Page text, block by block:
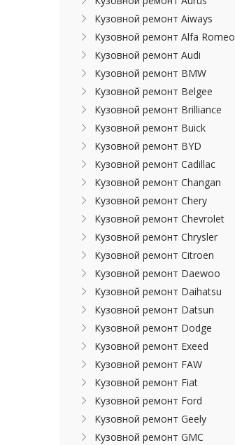
Кузовной ремонт Aiways
Кузовной ремонт Alfa Romeo
Кузовной ремонт Audi
Кузовной ремонт BMW
Кузовной ремонт Belgee
Кузовной ремонт Brilliance
Кузовной ремонт Buick
Кузовной ремонт BYD
Кузовной ремонт Cadillac
Кузовной ремонт Changan
Кузовной ремонт Chery
Кузовной ремонт Chevrolet
Кузовной ремонт Chrysler
Кузовной ремонт Citroen
Кузовной ремонт Daewoo
Кузовной ремонт Daihatsu
Кузовной ремонт Datsun
Кузовной ремонт Dodge
Кузовной ремонт Exeed
Кузовной ремонт FAW
Кузовной ремонт Fiat
Кузовной ремонт Ford
Кузовной ремонт Geely
Кузовной ремонт GMC